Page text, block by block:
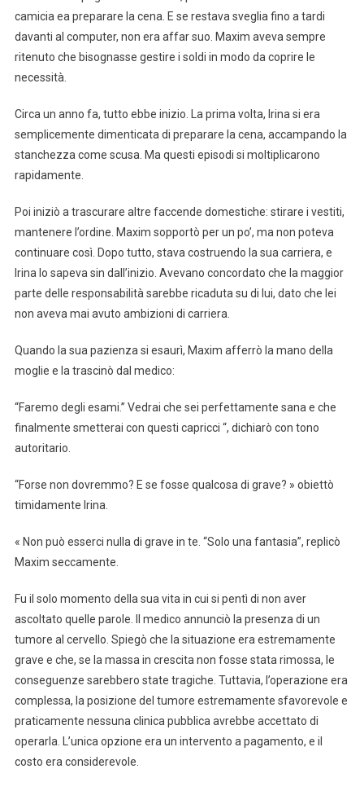
camicia ea preparare la cena. E se restava sveglia fino a tardi
davanti al computer, non era affar suo. Maxim aveva sempre
ritenuto che bisognasse gestire i soldi in modo da coprire le
necessità.
Circa un anno fa, tutto ebbe inizio. La prima volta, Irina si era
semplicemente dimenticata di preparare la cena, accampando la
stanchezza come scusa. Ma questi episodi si moltiplicarono
rapidamente.
Poi iniziò a trascurare altre faccende domestiche: stirare i vestiti,
mantenere l’ordine. Maxim sopportò per un po’, ma non poteva
continuare così. Dopo tutto, stava costruendo la sua carriera, e
Irina lo sapeva sin dall’inizio. Avevano concordato che la maggior
parte delle responsabilità sarebbe ricaduta su di lui, dato che lei
non aveva mai avuto ambizioni di carriera.
Quando la sua pazienza si esaurì, Maxim afferrò la mano della
moglie e la trascinò dal medico:
“Faremo degli esami.” Vedrai che sei perfettamente sana e che
finalmente smetterai con questi capricci “, dichiarò con tono
autoritario.
“Forse non dovremmo? E se fosse qualcosa di grave? » obiettò
timidamente Irina.
« Non può esserci nulla di grave in te. “Solo una fantasia”, replicò
Maxim seccamente.
Fu il solo momento della sua vita in cui si pentì di non aver
ascoltato quelle parole. Il medico annunciò la presenza di un
tumore al cervello. Spiegò che la situazione era estremamente
grave e che, se la massa in crescita non fosse stata rimossa, le
conseguenze sarebbero state tragiche. Tuttavia, l’operazione era
complessa, la posizione del tumore estremamente sfavorevole e
praticamente nessuna clinica pubblica avrebbe accettato di
operarla. L’unica opzione era un intervento a pagamento, e il
costo era considerevole.